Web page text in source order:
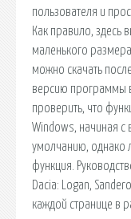
пользователя и
Как правило, здесь
маленького
можно скачать
версию программы
проверить, что
Windows, начиная с
умолчанию, однако
функция.
Dacia: Logan,
каждой странице в